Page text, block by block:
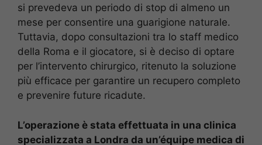
si prevedeva un periodo di stop di almeno un
mese per consentire una guarigione naturale.
Tuttavia, dopo consultazioni tra lo staff medico
della Roma e il giocatore, si è deciso di optare
per l’intervento chirurgico, ritenuto la soluzione
più efficace per garantire un recupero completo
e prevenire future ricadute.
L’operazione è stata effettuata in una clinica
specializzata a Londra da un’équipe medica di